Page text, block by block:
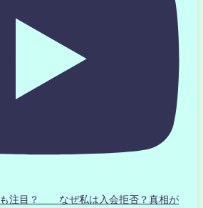
も注目？ なぜ私は入会拒否？真相が